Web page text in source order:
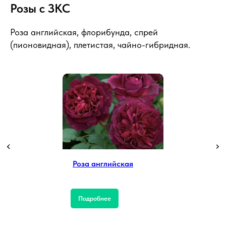
Розы с ЗКС
Роза английская, флорибунда, спрей
(пионовидная), плетистая, чайно-гибридная.
Роза английская
Подробнее